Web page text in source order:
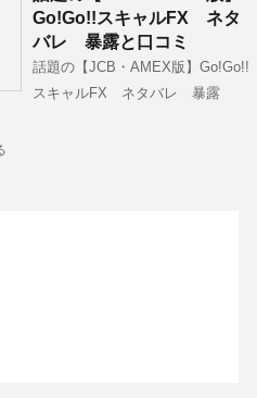
Go!Go!!スキャルFX ネタ
バレ 暴露と口コミ
話題の【JCB・AMEX版】Go!Go!!
スキャルFX ネタバレ 暴露